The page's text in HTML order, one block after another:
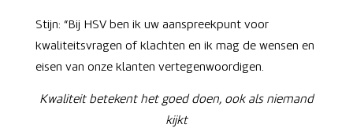
Stijn: “Bij HSV ben ik uw aanspreekpunt voor
kwaliteitsvragen of klachten en ik mag de wensen en
eisen van onze klanten vertegenwoordigen.
Kwaliteit betekent het goed doen, ook als niemand
kijkt